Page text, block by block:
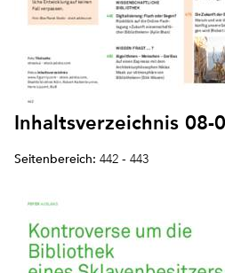
Inhaltsverzeichnis 08-
Seitenbereich: 442 - 443